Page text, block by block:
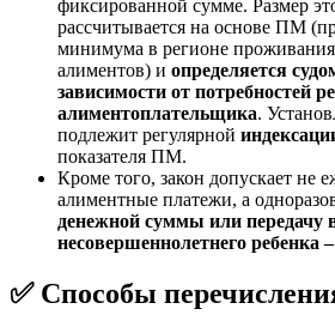
фиксированной сумме. Размер
рассчитывается на основе ПМ
минимума в регионе проживания
алиментов) и определяется
зависимости от потребностей
алиментоплательщика.
подлежит регулярной
показателя ПМ.
Кроме того, закон допускает не
алиментные платежи, а
денежной суммы или передачу
несовершеннолетнего ребенка
✅ Способы